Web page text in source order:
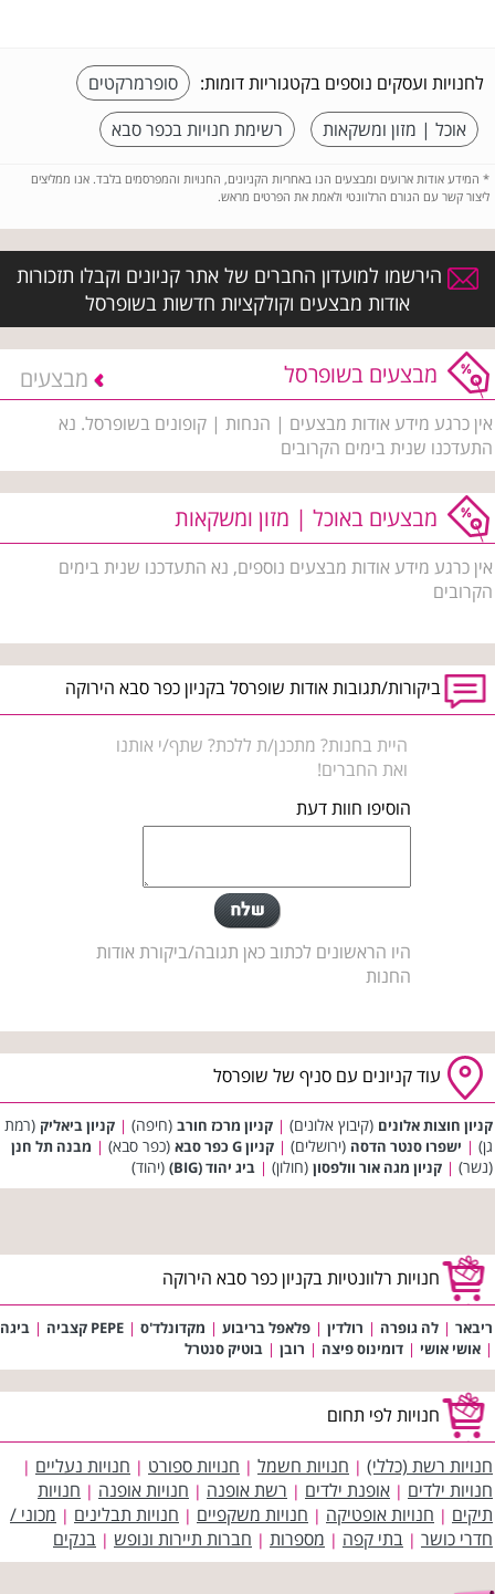
לחנויות ועסקים נוספים בקטגוריות דומות:
סופרמרקטים
אוכל | מזון ומשקאות
רשימת חנויות בכפר סבא
* המידע אודות ארועים ומבצעים הנו באחריות הקניונים, החנויות והמפרסמים בלבד. אנו ממליצים
ליצור קשר עם הגורם הרלוונטי ולאמת את הפרטים מראש.
הירשמו למועדון החברים של אתר קניונים וקבלו תזכורות
אודות מבצעים וקולקציות חדשות בשופרסל
מבצעים בשופרסל מבצעים
אין כרגע מידע אודות מבצעים | הנחות | קופונים בשופרסל. נא
התעדכנו שנית בימים הקרובים
מבצעים באוכל | מזון ומשקאות
אין כרגע מידע אודות מבצעים נוספים, נא התעדכנו שנית בימים
הקרובים
ביקורות/תגובות אודות שופרסל בקניון כפר סבא הירוקה
היית בחנות? מתכנן/ת ללכת? שתף/י אותנו
ואת החברים!
הוסיפו חוות דעת
היו הראשונים לכתוב כאן תגובה/ביקורת אודות
החנות
עוד קניונים עם סניף של שופרסל
קניון חוצות אלונים (קיבוץ אלונים) | קניון מרכז חורב (חיפה) | קניון ביאליק (רמת
גן) | ישפרו סנטר הדסה (ירושלים) | קניון G כפר סבא (כפר סבא) | מבנה תל חנן
(נשר) | קניון מגה אור וולפסון (חולון) | ביג יהוד (BIG) (יהוד)
חנויות רלוונטיות בקניון כפר סבא הירוקה
ריבאר | לה גופרה | רולדין | פלאפל בריבוע | מקדונלד'ס | PEPE קצביה | ביגה
| אושי אושי | דומינוס פיצה | רובן | בוטיק סנטרל
חנויות לפי תחום
חנויות רשת (כללי) | חנויות חשמל | חנויות ספורט | חנויות נעליים |
חנויות ילדים | אופנת ילדים | רשת אופנה | חנויות אופנה | חנויות
תיקים | חנויות אופטיקה | חנויות משקפיים | חנויות תבלינים | מכוני /
חדרי כושר | בתי קפה | מספרות | חברות תיירות ונופש | בנקים